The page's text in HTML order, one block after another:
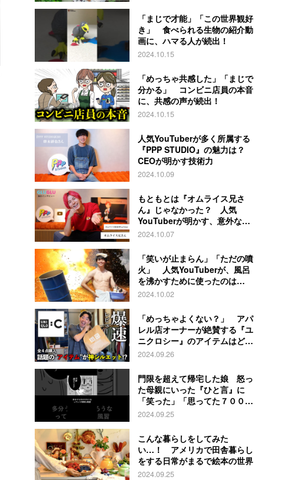
「まじで才能」「この世界観好
き」 食べられる生物の紹介動
画に、ハマる人が続出！
2024.10.15
「めっちゃ共感した」「まじで
分かる」 コンビニ店員の本音
に、共感の声が続出！
2024.10.15
人気YouTuberが多く所属する
『PPP STUDIO』の魅力は？
CEOが明かす技術力
2024.10.09
もともとは『オムライス兄さ
ん』じゃなかった？ 人気
YouTuberが明かす、意外な過
去とは
2024.10.07
「笑いが止まらん」「ただの噴
火」 人気YouTuberが、風呂
を沸かすために使ったのは…
2024.10.02
「めっちゃよくない？」 アパ
レル店オーナーが絶賛する『ユ
ニクロシー』のアイテムはど
れ？
2024.09.26
門限を超えて帰宅した娘 怒っ
た母親にいった『ひと言』に
「笑った」「思ってた７００倍
特殊」
2024.09.25
こんな暮らしをしてみた
い…！ アメリカで田舎暮らし
をする日常がまるで絵本の世界
2024.09.25